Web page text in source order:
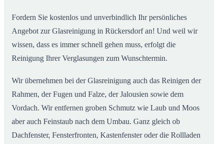
Fordern Sie kostenlos und unverbindlich Ihr persönliches
Angebot zur Glasreinigung in Rückersdorf an! Und weil wir
wissen, dass es immer schnell gehen muss, erfolgt die
Reinigung Ihrer Verglasungen zum Wunschtermin.
Wir übernehmen bei der Glasreinigung auch das Reinigen der
Rahmen, der Fugen und Falze, der Jalousien sowie dem
Vordach. Wir entfernen groben Schmutz wie Laub und Moos
aber auch Feinstaub nach dem Umbau. Ganz gleich ob
Dachfenster, Fensterfronten, Kastenfenster oder die Rollladen